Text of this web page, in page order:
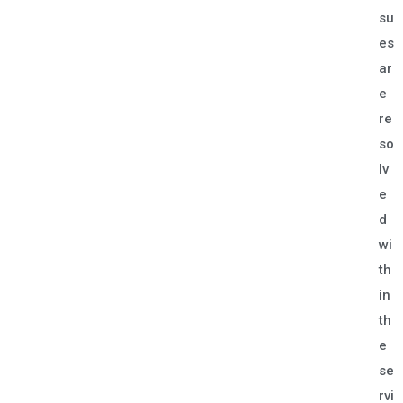
su
es
ar
e
re
so
lv
e
d
wi
th
in
th
e
se
rvi